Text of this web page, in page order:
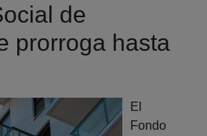
de
prorroga hasta
El
Fondo